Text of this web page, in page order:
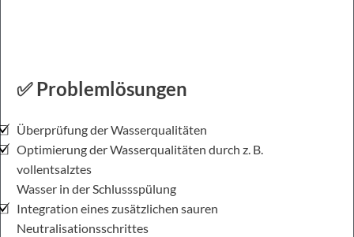
✅ Problemlösungen
Überprüfung der Wasserqualitäten
Optimierung der Wasserqualitäten durch z. B.
vollentsalztes
Wasser in der Schlussspülung
Integration eines zusätzlichen sauren
Neutralisationsschrittes